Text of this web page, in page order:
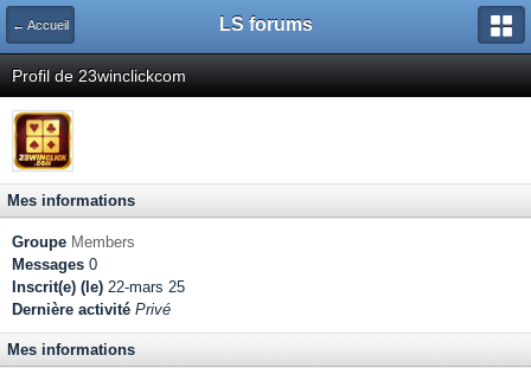
← Accueil LS forums
Profil de 23winclickcom
Mes informations
Groupe Members
Messages 0
Inscrit(e) (le) 22-mars 25
Dernière activité Privé
Mes informations